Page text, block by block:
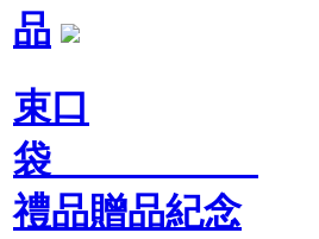
品
束口
禮品贈品紀念